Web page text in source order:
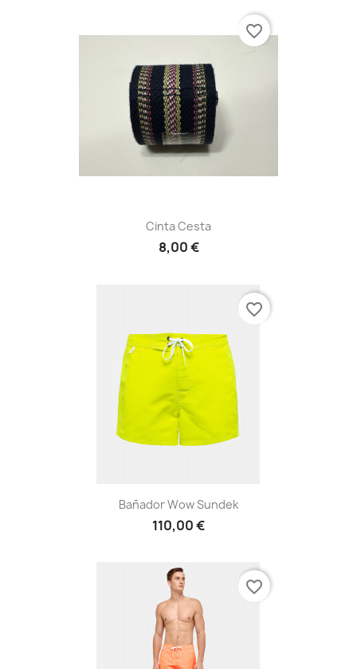
Cinta Cesta
8,00 €
favorite_border
Bañador Wow Sundek
110,00 €
favorite_border
favorite_border